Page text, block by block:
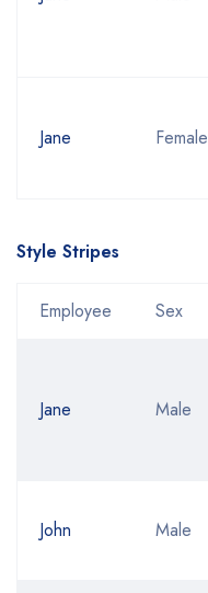
Jane Female
Style Stripes
Employee Sex
Jane Male
John Male